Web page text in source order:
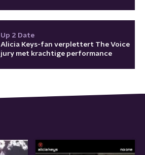
Up 2 Date
Alicia Keys-fan verplettert The Voice
jury met krachtige performance